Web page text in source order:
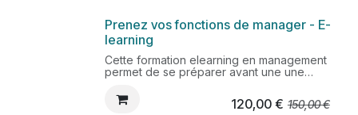
Prenez vos fonctions de manager - E-
learning
Cette formation elearning en management
permet de se préparer avant une une
opérationnel plus rapidement. Apprenez
les clés pour se positionner en manager,
120,00€ 150,00€